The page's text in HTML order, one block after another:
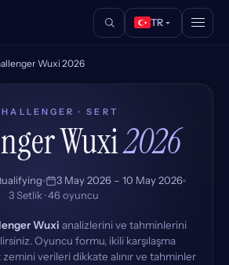
TR
Wuxi 2026
· SERT
Wuxi2026
3 May 2026 – 10 May 2026
3 Setlik · 46 oyuncu
Wuxi analizlerini ve tahminlerini
Oyuncu formu, ikili karşılaşma
verileri dikkate alınır ve tahminler